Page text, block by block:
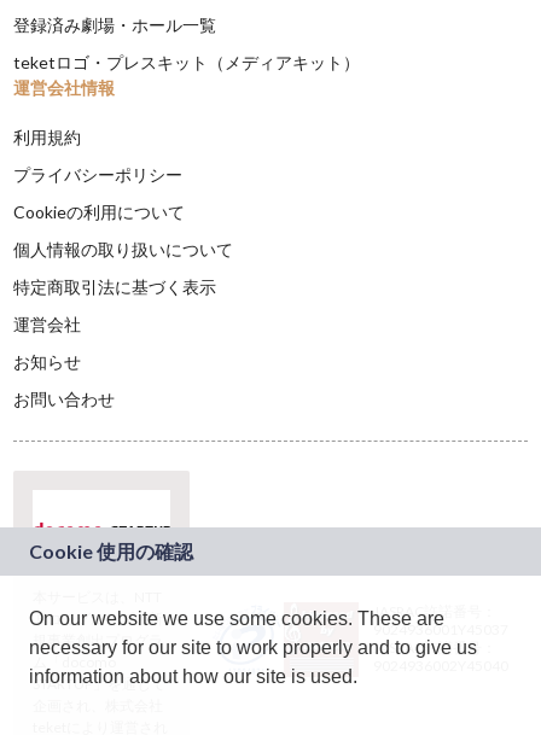
登録済み劇場・ホール一覧
teketロゴ・プレスキット（メディアキット）
運営会社情報
利用規約
プライバシーポリシー
Cookieの利用について
個人情報の取り扱いについて
特定商取引法に基づく表示
運営会社
お知らせ
お問い合わせ
ドコモグループの新
規事業創出プログラ
ム「docomo
STARTUP」を通じて
JASRAC許諾番号：
9024936001Y45037
JASRAC許諾番号：
On our website we use some cookies. These are
necessary for our site to work properly and to give us
information about how our site is used.